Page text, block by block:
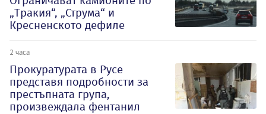
„Тракия“, „Струма“ и
Кресненското дефиле
2 часа
Прокуратурата в Русе
представя подробности за
престъпната група,
произвеждала фентанил